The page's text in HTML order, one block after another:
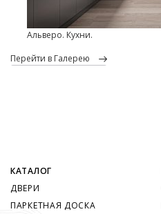
Альверо. Кухни.
перейти в Галерею
КАТАЛОГ
ДВЕРИ
ПАРКЕТНАЯ ДОСКА